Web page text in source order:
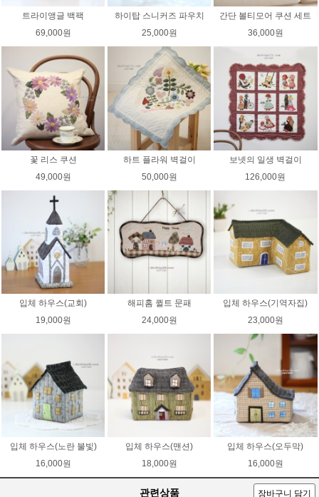
트라이앵글 백팩
69,000원
하이탑 스니커즈 파우치
25,000원
간단 볼티모어 쿠션 세트
36,000원
꽃 리스 쿠션
49,000원
하트 플라워 벽걸이
50,000원
보넷의 일생 벽걸이
126,000원
입체 하우스(교회)
19,000원
해피홈 퀼트 문패
24,000원
입체 하우스(기역자집)
23,000원
입체 하우스(노란 불빛)
16,000원
입체 하우스(맨션)
18,000원
입체 하우스(오두막)
16,000원
관련상품 장바구니 담기